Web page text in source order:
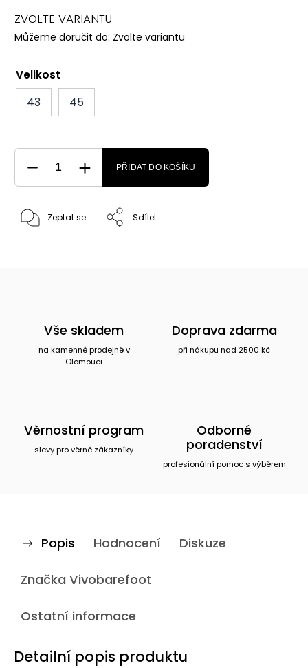
ZVOLTE VARIANTU
Můžeme doručit do: Zvolte variantu
Velikost
43
45
PŘIDAT DO KOŠÍKU
Zeptat se Sdílet
Vše skladem
na kamenné prodejně v
Olomouci
Doprava zdarma
při nákupu nad 2500 kč
Věrnostní program
slevy pro věrné zákazníky
Odborné
poradenství
profesionální pomoc s výběrem
Popis Hodnocení Diskuze
Značka Vivobarefoot
Ostatní informace
Detailní popis produktu